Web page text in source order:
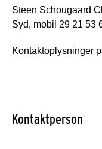
Steen Schougaard
Syd, mobil 29 21 53
Kontaktoplysninger
Kontaktperson